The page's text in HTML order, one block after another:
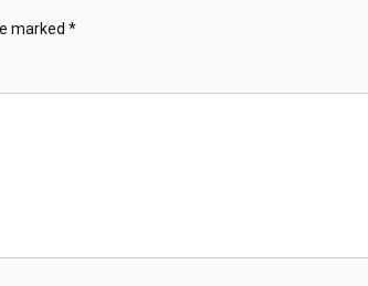
marked *